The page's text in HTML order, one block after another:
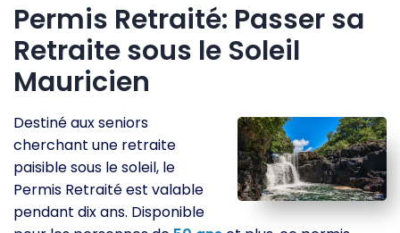
Permis Retraité: Passer sa
Retraite sous le Soleil
Mauricien
Destiné aux seniors
cherchant une retraite
paisible sous le soleil, le
Permis Retraité est valable
pendant dix ans. Disponible